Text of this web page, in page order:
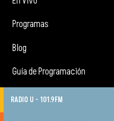
Programas
Blog
Guía de Programación
RADIO U - 101.9FM